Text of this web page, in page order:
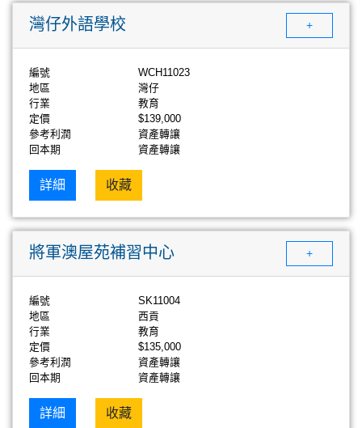
灣仔外語學校 +
編號
WCH11023
地區
灣仔
行業
教育
定價
$139,000
參考利潤
資產轉讓
回本期
資產轉讓
詳細 收藏
將軍澳屋苑補習中心 +
編號
SK11004
地區
西貢
行業
教育
定價
$135,000
參考利潤
資產轉讓
回本期
資產轉讓
詳細 收藏